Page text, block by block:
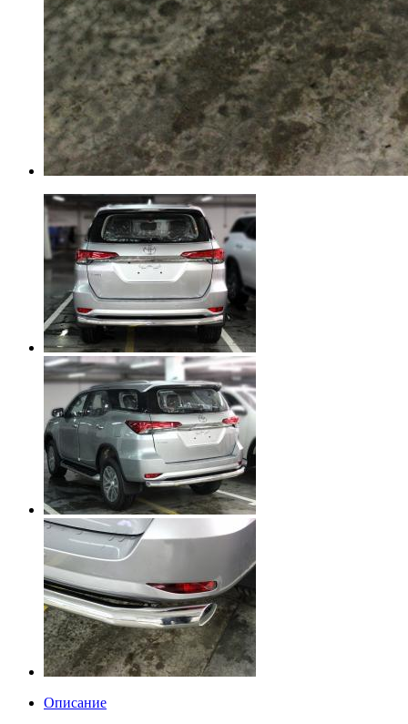
Описание